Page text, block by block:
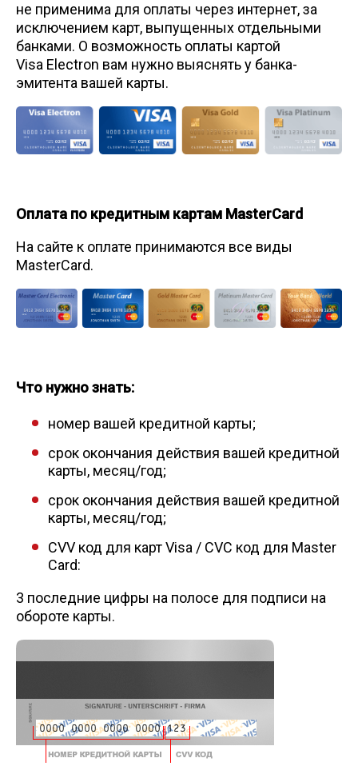
не применима для оплаты через интернет, за
исключением карт, выпущенных отдельными
банками. О возможность оплаты картой
Visa Electron вам нужно выяснять у банка-
эмитента вашей карты.
Оплата по кредитным картам MasterCard
На сайте к оплате принимаются все виды
MasterCard.
Что нужно знать:
номер вашей кредитной карты;
cрок окончания действия вашей кредитной
карты, месяц/год;
cрок окончания действия вашей кредитной
карты, месяц/год;
CVV код для карт Visa / CVC код для Master
Card:
3 последние цифры на полосе для подписи на
обороте карты.